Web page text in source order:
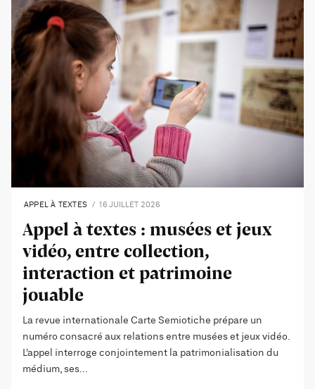
APPEL À TEXTES 16 JUILLET 2026
Appel à textes : musées et jeux
vidéo, entre collection,
interaction et patrimoine
jouable
La revue internationale Carte Semiotiche prépare un
numéro consacré aux relations entre musées et jeux vidéo.
L’appel interroge conjointement la patrimonialisation du
médium, ses